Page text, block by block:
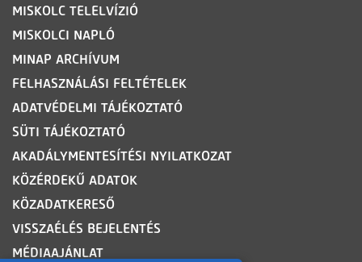
MISKOLC TELELVÍZIÓ
MISKOLCI NAPLÓ
MINAP ARCHÍVUM
FELHASZNÁLÁSI FELTÉTELEK
ADATVÉDELMI TÁJÉKOZTATÓ
SÜTI TÁJÉKOZTATÓ
AKADÁLYMENTESÍTÉSI NYILATKOZAT
KÖZÉRDEKŰ ADATOK
KÖZADATKERESŐ
VISSZAÉLÉS BEJELENTÉS
MÉDIAAJÁNLAT